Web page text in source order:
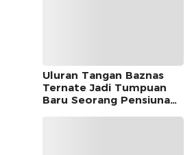
Uluran Tangan Baznas
Ternate Jadi Tumpuan
Baru Seorang Pensiunan